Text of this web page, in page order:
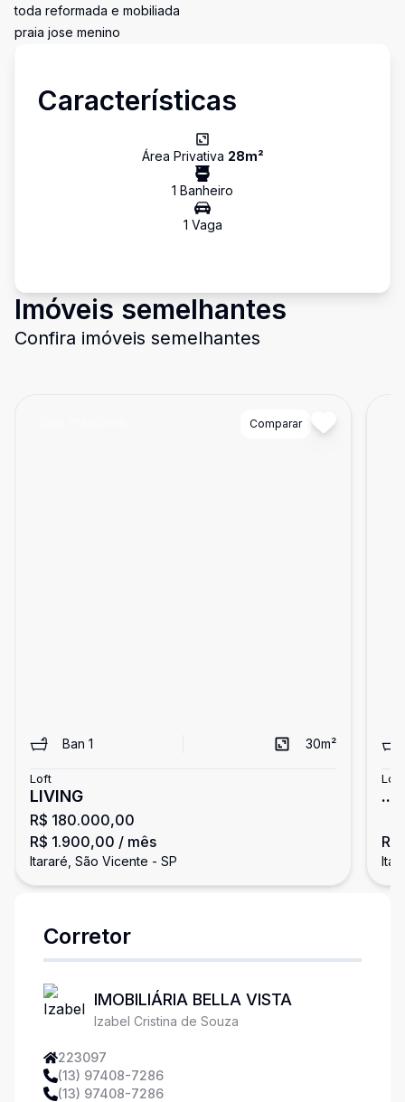
toda reformada e mobiliada
praia jose menino
Características
Área Privativa 28m²
1 Banheiro
1 Vaga
Imóveis semelhantes
Confira imóveis semelhantes
Comparar
Ban 1 30m²
Loft
LIVING
R$ 180.000,00
R$ 1.900,00 / mês
Itararé, São Vicente - SP
Loft
...
Corretor
IMOBILIÁRIA BELLA VISTA
Izabel Cristina de Souza
223097
(13) 97408-7286
(13) 97408-7286